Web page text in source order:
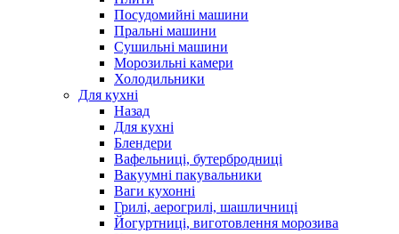
Посудомийні машини
Пральні машини
Сушильні машини
Морозильні камери
Холодильники
Для кухні
Назад
Для кухні
Блендери
Вафельниці, бутербродниці
Вакуумні пакувальники
Ваги кухонні
Грилі, аерогрилі, шашличниці
Йогуртниці, виготовлення морозива